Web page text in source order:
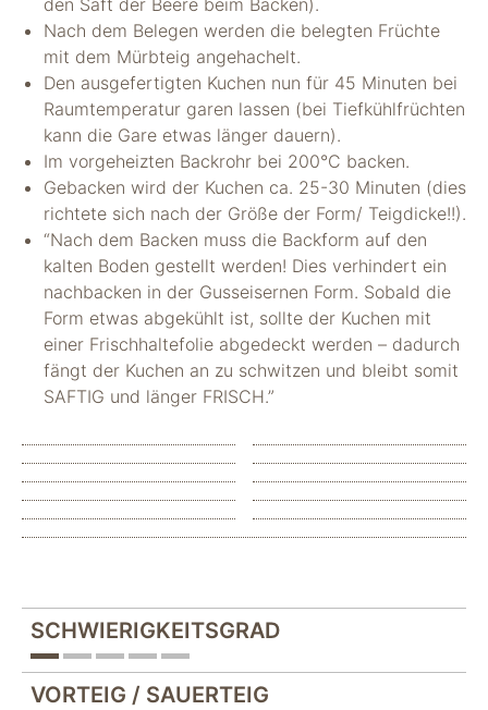
den Saft der Beere beim Backen).
Nach dem Belegen werden die belegten Früchte
mit dem Mürbteig angehachelt.
Den ausgefertigten Kuchen nun für 45 Minuten bei
Raumtemperatur garen lassen (bei Tiefkühlfrüchten
kann die Gare etwas länger dauern).
Im vorgeheizten Backrohr bei 200°C backen.
Gebacken wird der Kuchen ca. 25-30 Minuten (dies
richtete sich nach der Größe der Form/ Teigdicke!!).
“Nach dem Backen muss die Backform auf den
kalten Boden gestellt werden! Dies verhindert ein
nachbacken in der Gusseisernen Form. Sobald die
Form etwas abgekühlt ist, sollte der Kuchen mit
einer Frischhaltefolie abgedeckt werden – dadurch
fängt der Kuchen an zu schwitzen und bleibt somit
SAFTIG und länger FRISCH.”
SCHWIERIGKEITSGRAD
VORTEIG / SAUERTEIG
um
Nutzungsstatistiken
aufzuzeichnen.